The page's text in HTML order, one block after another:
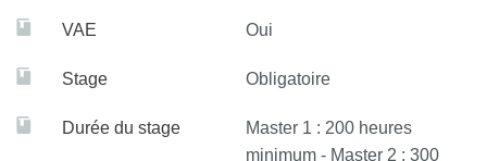
VAE Oui
Stage Obligatoire
Durée du stage
Master 1 : 200 heures
minimum - Master 2 : 300